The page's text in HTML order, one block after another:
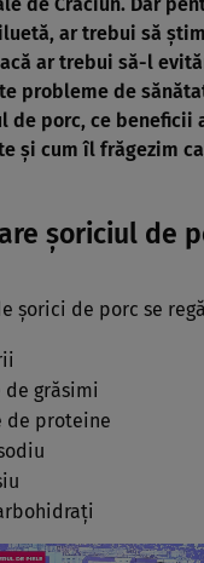
ar trebui să
ar trebui să-l
probleme de
de porc, ce beneficii
și cum îl frăgezim
șoriciul de
şorici de porc se
de grăsimi
de proteine